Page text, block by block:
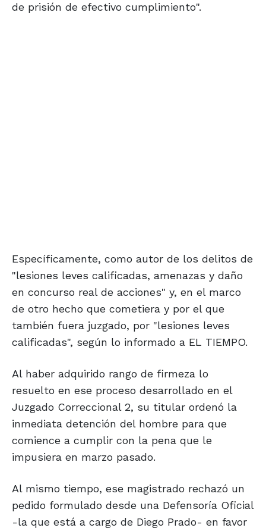
de prisión de efectivo cumplimiento".
Específicamente, como autor de los delitos de
"lesiones leves calificadas, amenazas y daño
en concurso real de acciones" y, en el marco
de otro hecho que cometiera y por el que
también fuera juzgado, por "lesiones leves
calificadas", según lo informado a EL TIEMPO.
Al haber adquirido rango de firmeza lo
resuelto en ese proceso desarrollado en el
Juzgado Correccional 2, su titular ordenó la
inmediata detención del hombre para que
comience a cumplir con la pena que le
impusiera en marzo pasado.
Al mismo tiempo, ese magistrado rechazó un
pedido formulado desde una Defensoría Oficial
-la que está a cargo de Diego Prado- en favor